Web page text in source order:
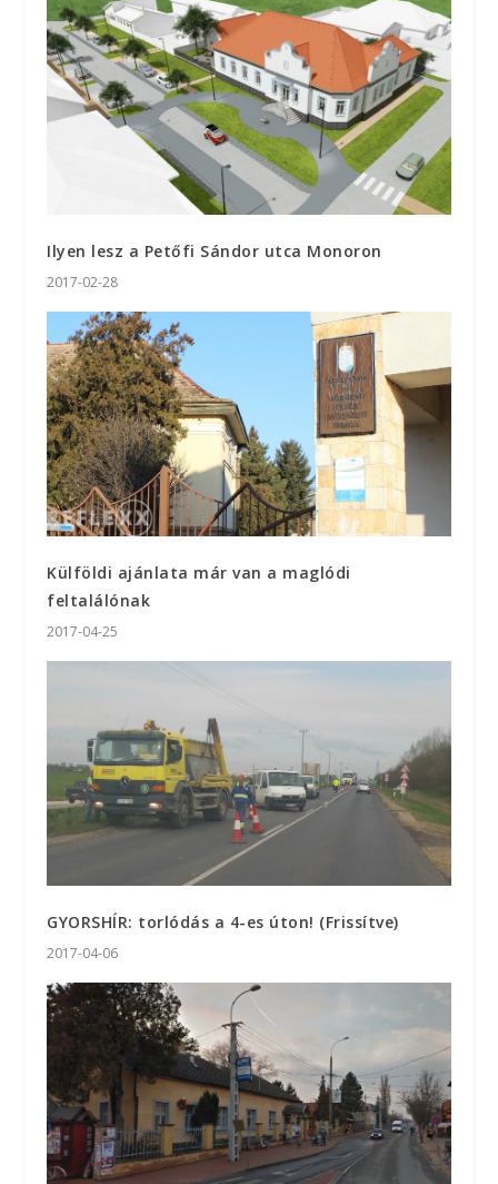
Ilyen lesz a Petőfi Sándor utca Monoron
2017-02-28
Külföldi ajánlata már van a maglódi
feltalálónak
2017-04-25
GYORSHÍR: torlódás a 4-es úton! (Frissítve)
2017-04-06